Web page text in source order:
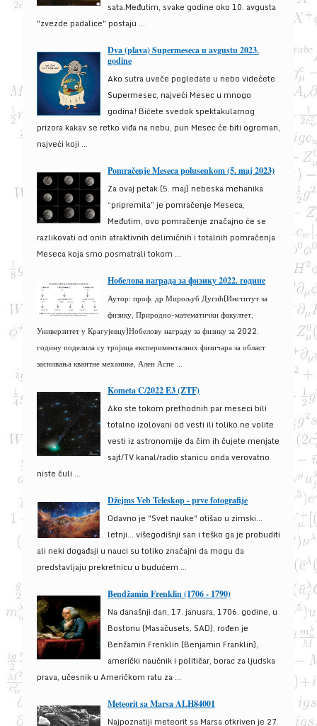
sata.Međutim, svake godine oko 10. avgusta
"zvezde padalice" postaju ...
Dva (plava) Supermeseca u avgustu 2023.
godine
Ako sutra uveče pogledate u nebo videćete
Supermesec, najveći Mesec u mnogo
godina! Bićete svedok spektakularnog
prizora kakav se retko viđa na nebu, pun Mesec će biti ogroman,
najveći koji ...
Pomračenje Meseca polusenkom (5. maj 2023)
Za ovaj petak (5. maj) nebeska mehanika
“pripremila” je pomračenje Meseca,
Međutim, ovo pomračenje značajno će se
razlikovati od onih atraktivnih delimičnih i totalnih pomračenja
Meseca koja smo posmatrali tokom ...
Нобелова награда за физику 2022. године
Аутор: проф. др Мирољуб Дугић(Институт за
физику, Природно-математички факултет,
Универзитет у Крагујевцу)Нобелову награду за физику за 2022.
годину поделила су тројица експерименталних физичара за област
заснивања квантне механике, Ален Аспе ...
Kometa C/2022 E3 (ZTF)
Ako ste tokom prethodnih par meseci bili
totalno izolovani od vesti ili toliko ne volite
vesti iz astronomije da čim ih čujete menjate
sajt/TV kanal/radio stanicu onda verovatno
niste čuli ...
Džejms Veb Teleskop - prve fotografije
Odavno je "Svet nauke" otišao u zimski...
letnji... višegodišnji san i teško ga je probuditi
ali neki događaji u nauci su toliko značajni da mogu da
predstavljaju prekretnicu u budućem ...
Bendžamin Frenklin (1706 - 1790)
Na današnji dan, 17. januara, 1706. godine, u
Bostonu (Masačusets, SAD), rođen je
Benžamin Frenklin (Benjamin Franklin),
američki naučnik i političar, borac za ljudska
prava, učesnik u Američkom ratu za ...
Meteorit sa Marsa ALH84001
Najpoznatiji meteorit sa Marsa otkriven je 27.